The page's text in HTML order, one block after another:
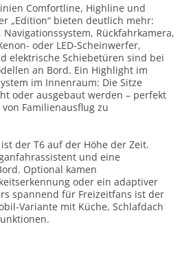
Comfortline, Highline und
„Edition“ bieten deutlich mehr:
Rückfahrkamera,
oder LED-Scheinwerfer,
elektrische Schiebetüren sind bei
an Bord. Ein Highlight im
im Innenraum: Die Sitze
oder ausgebaut werden – perfekt
Familienausflug zu
der T6 auf der Höhe der Zeit.
und eine
Optional kamen
oder ein adaptiver
spannend für Freizeitfans ist der
Variante mit Küche, Schlafdach